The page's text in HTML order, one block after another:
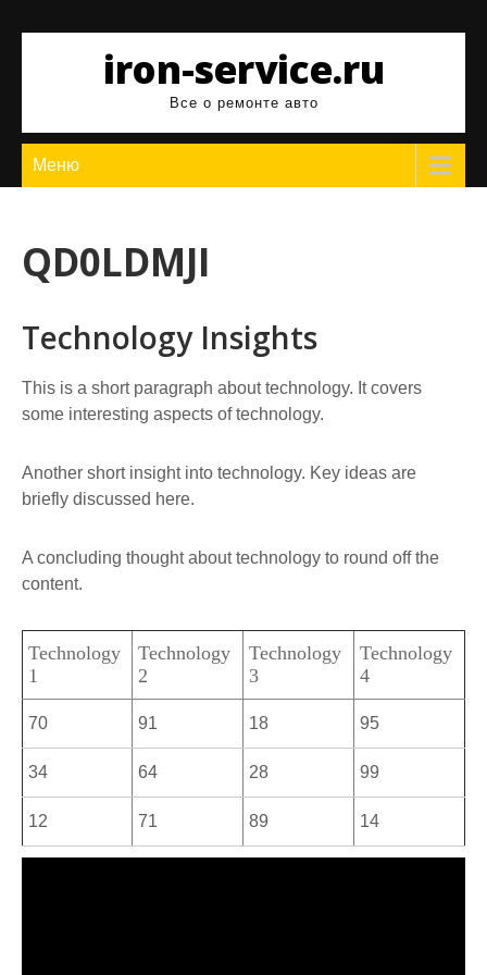
содержимомуiron-service.ru
Все о ремонте авто
Меню
QD0LDMJI
Technology Insights
This is a short paragraph about technology. It covers
some interesting aspects of technology.
Another short insight into technology. Key ideas are
briefly discussed here.
A concluding thought about technology to round off the
content.
Technology
1
Technology
2
Technology
3
Technology
4
70 91 18 95
34 64 28 99
12 71 89 14